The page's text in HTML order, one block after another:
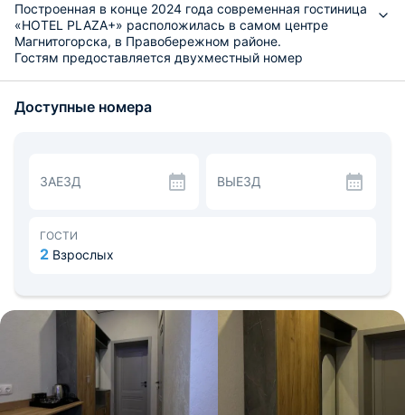
Построенная в конце 2024 года современная гостиница
«HOTEL PLAZA+» расположилась в самом центре
Магнитогорска, в Правобережном районе.
Гостям предоставляется двухместный номер
Wi-Fi и спутниковое телевидение, ЖК-телевизор, стол и
В номере есть чайная станция с чайником, посудой и
бутилированной водой. По соседству с отелем
В Магнитогорске можно посетить такие места как:
площадь «Куранты», «Немецкий квартал», парк
аэропорта — 19,8 км, до железнодорожного вокзала —
1,44 км.
Доступные номера
ЗАЕЗД ВЫЕЗД
ГОСТИ
2 Взрослых